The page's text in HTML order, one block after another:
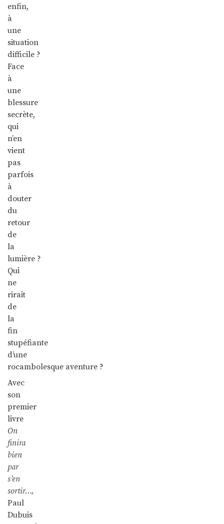
enfin,
à
une
situation
difficile ?
Face
à
une
blessure
secrète,
qui
n’en
vient
pas
parfois
à
douter
du
retour
de
la
lumière ?
Qui
ne
rirait
de
la
fin
stupéfiante
d’une
rocambolesque aventure ?
Avec
son
premier
livre
On
finira
bien
par
s’en
sortir…,
Paul
Dubuis